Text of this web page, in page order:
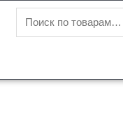
Искать: